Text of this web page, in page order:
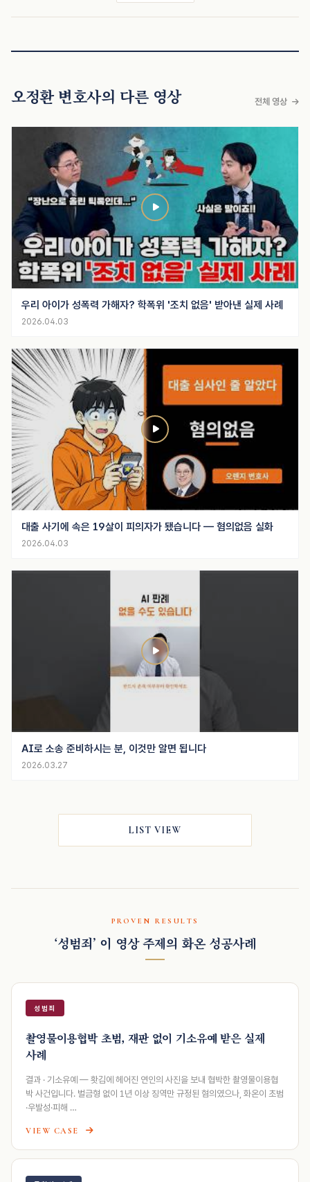
오정환 변호사의 다른 영상 전체 영상
우리 아이가 성폭력 가해자? 학폭위 '조치 없음' 받아낸 실제 사례
2026.04.03
대출 사기에 속은 19살이 피의자가 됐습니다 — 혐의없음 실화
2026.04.03
AI로 소송 준비하시는 분, 이것만 알면 됩니다
2026.03.27
LIST VIEW
PROVEN RESULTS
‘성범죄’ 이 영상 주제의 화온 성공사례
성범죄
촬영물이용협박 초범, 재판 없이 기소유예 받은 실제
사례
결과 · 기소유예 — 홧김에 헤어진 연인의 사진을 보내 협박한 촬영물이용협
박 사건입니다. 벌금형 없이 1년 이상 징역만 규정된 혐의였으나, 화온이 초범
·우발성·피해 …
VIEW CASE